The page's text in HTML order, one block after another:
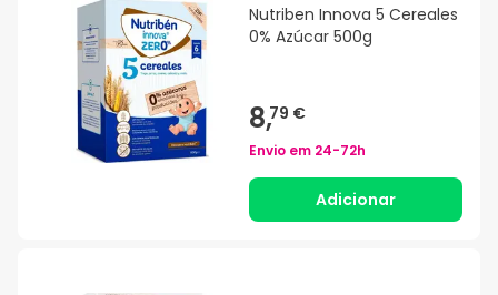
Nutriben Innova 5 Cereales
0% Azúcar 500g
8,79 €
Envio em 24-72h
Adicionar